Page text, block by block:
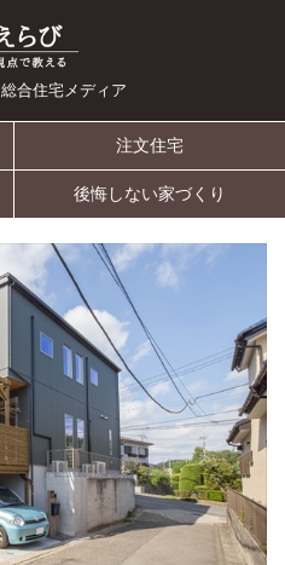
合住宅メディア
注文住宅
後悔しない家づくり